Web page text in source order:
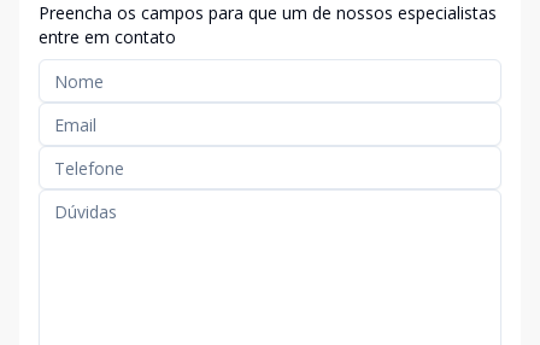
Preencha os campos para que um de nossos especialistas
entre em contato